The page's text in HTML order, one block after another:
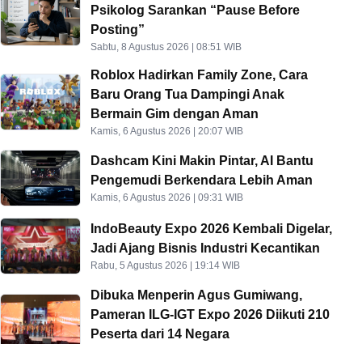
Psikolog Sarankan “Pause Before
Posting”
Sabtu, 8 Agustus 2026 | 08:51 WIB
Roblox Hadirkan Family Zone, Cara
Baru Orang Tua Dampingi Anak
Bermain Gim dengan Aman
Kamis, 6 Agustus 2026 | 20:07 WIB
Dashcam Kini Makin Pintar, AI Bantu
Pengemudi Berkendara Lebih Aman
Kamis, 6 Agustus 2026 | 09:31 WIB
IndoBeauty Expo 2026 Kembali Digelar,
Jadi Ajang Bisnis Industri Kecantikan
Rabu, 5 Agustus 2026 | 19:14 WIB
Dibuka Menperin Agus Gumiwang,
Pameran ILG-IGT Expo 2026 Diikuti 210
Peserta dari 14 Negara